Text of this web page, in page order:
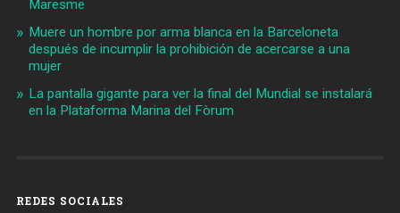
Maresme
Muere un hombre por arma blanca en la Barceloneta
después de incumplir la prohibición de acercarse a una
mujer
La pantalla gigante para ver la final del Mundial se instalará
en la Plataforma Marina del Fòrum
REDES SOCIALES